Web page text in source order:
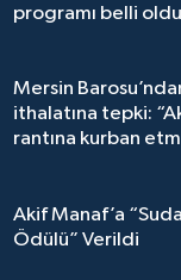
programı belli oldu
Mersin
ithalatına tepki:
rantına kurban
Akif Manaf’a
Ödülü” Verildi